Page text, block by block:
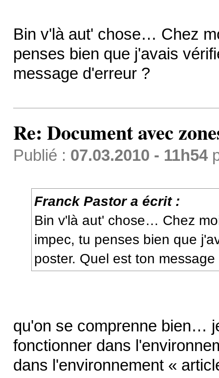
Bin v'là aut' chose… Chez
penses bien que j'avais
message d'erreur ?
Re: Document avec
Publié : 07.03.2010 - 11h54
Franck Pastor a écrit :
Bin v'là aut' chose… Chez
impec, tu penses bien que
poster. Quel est ton
qu'on se comprenne bien…
fonctionner dans
dans l'environnement «